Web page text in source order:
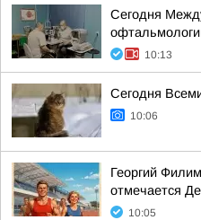
Сегодня
10:13
Сегодня
10:06
Георгий
отмечается
10:05